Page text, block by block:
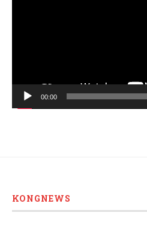
00:00
KONGNEWS